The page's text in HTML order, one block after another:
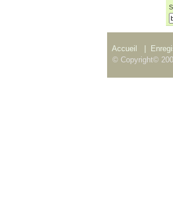
Accueil |
© Copyright©